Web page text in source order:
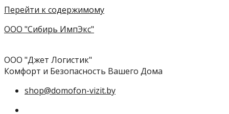
Перейти к содержимому
ООО "Сибирь ИмпЭкс"
ООО "Джет Логистик"
Комфорт и Безопасность Вашего Дома
shop@domofon-vizit.by